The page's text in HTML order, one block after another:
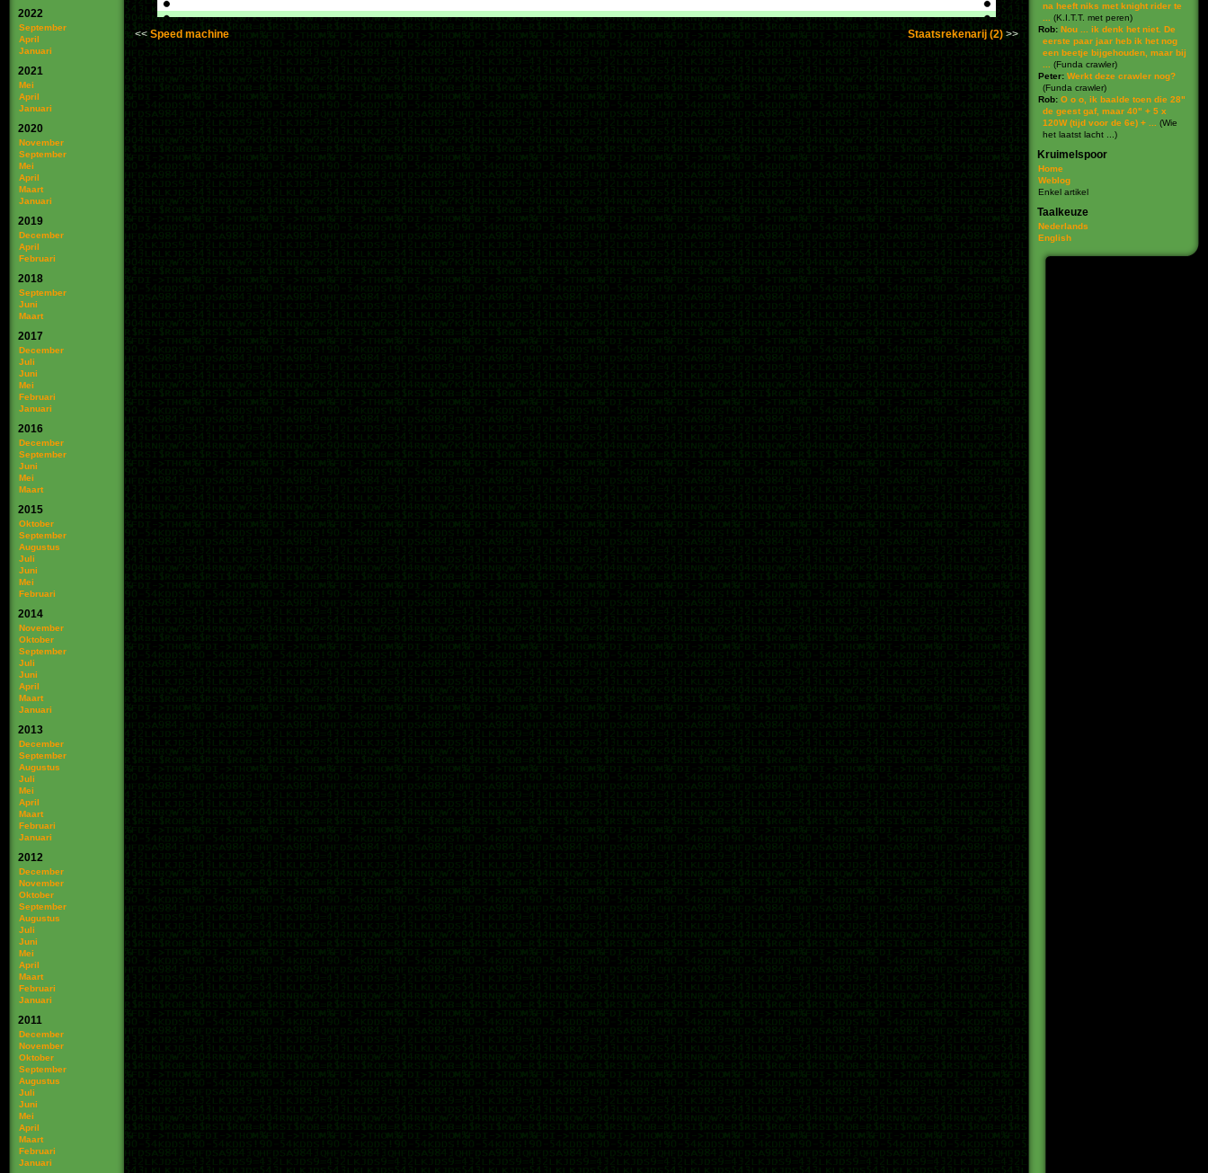
2022
September
April
Januari
2021
Mei
April
Januari
2020
November
September
Mei
April
Maart
Januari
2019
December
April
Februari
2018
September
Juni
Maart
2017
December
Juli
Juni
Mei
Februari
Januari
2016
December
September
Juni
Mei
Maart
2015
Oktober
September
Augustus
Juli
Juni
Mei
Februari
2014
November
Oktober
September
Juli
Juni
April
Maart
Januari
2013
December
September
Augustus
Juli
Mei
April
Maart
Februari
Januari
2012
December
November
Oktober
September
Augustus
Juli
Juni
Mei
April
Maart
Februari
Januari
2011
December
November
Oktober
September
Augustus
Juli
Juni
Mei
April
Maart
Februari
Januari
Speed machine Staatsrekenarij (2)
na heeft niks met knight rider te
(K.I.T.T. met peren)
Rob: Nou ... ik denk het niet. De
eerste paar jaar heb ik het nog
een beetje bijgehouden, maar bij
(Funda crawler)
Peter: Werkt deze crawler nog?
(Funda crawler)
Rob: O o o, ik baalde toen die 28"
de geest gaf, maar 40" + 5 x
120W (tijd voor de 6e) + ...
(Wie
het laatst lacht ... )
Kruimelspoor
Home
Weblog
Enkel artikel
Taalkeuze
Nederlands
English